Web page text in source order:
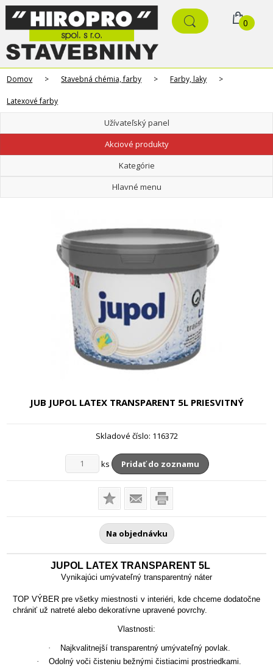
0
Domov > Stavebná chémia, farby > Farby, laky >
Latexové farby
Užívateľský panel
Akciové produkty
Kategórie
Hlavné menu
JUB JUPOL LATEX TRANSPARENT 5L PRIESVITNÝ
Skladové číslo: 116372
ks Pridať do zoznamu
Na objednávku
JUPOL LATEX TRANSPARENT 5L
Vynikajúci umývateľný transparentný náter
TOP VÝBER pre všetky miestnosti v interiéri,
kde chceme dodatočne
chrániť už natreté alebo dekoratívne upravené povrchy.
Vlastnosti:
·
Najkvalitnejší transparentný umývateľný povlak.
·
Odolný voči čisteniu bežnými čistiacimi prostriedkami.